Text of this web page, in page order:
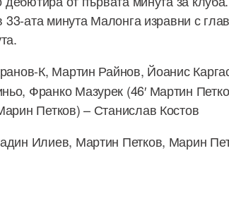
33-ата минута Малонга изравни с
К, Мартин Райнов, Йоанис
Франко Мазурек (46′ Мартин
Петков) – Станислав Костов
Илиев, Мартин Петков, Марин